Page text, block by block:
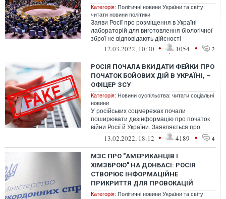
Категорія: Політичні новини України та світу:
читати новини політики
Заяви Росії про розміщення в Україні
лабораторій для виготовлення біологічної
зброї не відповідають дійсності
12.03.2022, 10:30 • 1054 • 2
РОСІЯ ПОЧАЛА ВКИДАТИ ФЕЙКИ ПРО
ПОЧАТОК БОЙОВИХ ДІЙ В УКРАЇНІ, –
ОФІЦЕР ЗСУ
Категорія: Новини суспільства: читати соціальні
новини
У російських соцмережах почали
поширювати дезінформацію про початок
війни Росії й України. Заявляється про
"втрати" з обох сторін нібито під час
13.02.2022, 18:12 • 4189 • 4
МЗС ПРО "АМЕРИКАНЦІВ І
ХІМЗБРОЮ" НА ДОНБАСІ: РОСІЯ
СТВОРЮЄ ІНФОРМАЦІЙНЕ
ПРИКРИТТЯ ДЛЯ ПРОВОКАЦІЙ
Категорія: Політичні новини України та світу: